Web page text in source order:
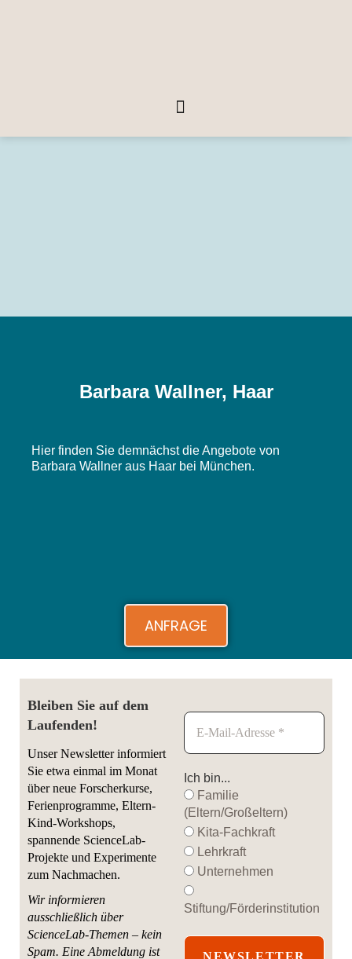
Barbara Wallner, Haar
Hier finden Sie demnächst die Angebote von
Barbara Wallner aus Haar bei München.
ANFRAGE
Bleiben Sie auf dem
Laufenden!
Unser Newsletter informiert
Sie etwa einmal im Monat
über neue Forscherkurse,
Ferienprogramme, Eltern-
Kind-Workshops,
spannende ScienceLab-
Projekte und Experimente
zum Nachmachen.
Wir informieren
ausschließlich über
ScienceLab-Themen – kein
Spam. Eine Abmeldung ist
Ich bin...
Familie
(Eltern/Großeltern)
Kita-Fachkraft
Lehrkraft
Unternehmen
Stiftung/Förderinstitution